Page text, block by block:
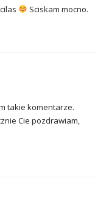
Sciskam mocno.
takie komentarze.
Cie pozdrawiam,